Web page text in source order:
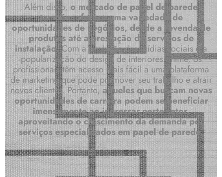
Além disso, o mercado de papel de parede
também oferece uma variedade de
oportunidades de negócios, desde a revenda de
produtos até a prestação de serviços de
instalação.Com a evolução das mídias sociais e a
popularização do design de interiores online, os
profissionais têm acesso mais fácil a uma plataforma
de marketing que pode promover seu trabalho e atrair
novos clientes. Portanto,aqueles que buscam novas
oportunidades de carreira podem se beneficiar
imensamente ao ingressar neste setor,
aproveitando o crescimento da demanda por
serviços especializados em papel de parede.